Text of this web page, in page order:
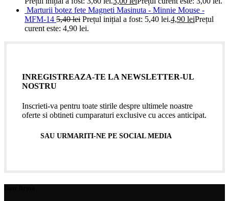
Marturii botez fete Magneti Masinuta - Minnie Mouse -
MFM-14 5,40lei Prețul inițial a fost: 5,40 lei.4,90 leiPrețul
curent este: 4,90 lei.
INREGISTREAZA-TE LA NEWSLETTER-UL
NOSTRU
Inscrieti-va pentru toate stirile despre ultimele noastre
oferte si obtineti cumparaturi exclusive cu acces anticipat.
SAU URMARITI-NE PE SOCIAL MEDIA